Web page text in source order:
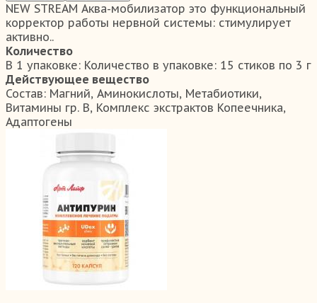
NEW STREAM Аква-мобилизатор это функциональный
корректор работы нервной системы: стимулирует
активно..
Количество
В 1 упаковке: Количество в упаковке: 15 стиков по 3 г
Действующее вещество
Состав: Магний, Аминокислоты, Метабиотики,
Витамины гр. В, Комплекс экстрактов Копеечника,
Адаптогены